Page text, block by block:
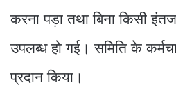
करना पड़ा तथा बिना किसी
उपलब्ध हो गई। समिति के
प्रदान किया।